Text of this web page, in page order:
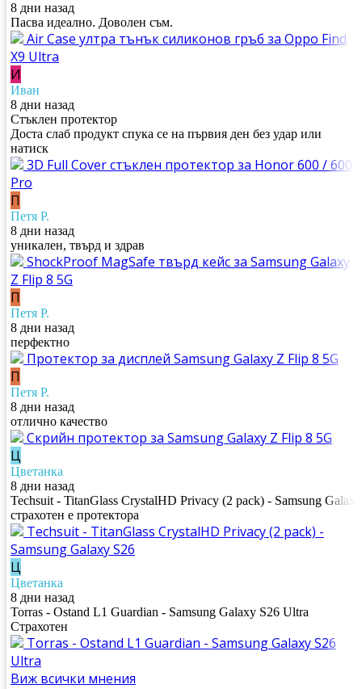
8 дни назад
Пасва идеално. Доволен съм.
Air Case ултра тънък силиконов гръб за Oppo Find
X9 Ultra
И
Иван
8 дни назад
Стъклен протектор
Доста слаб продукт спука се на първия ден без удар или
натиск
3D Full Cover стъклен протектор за Honor 600 / 600
Pro
П
Петя Р.
8 дни назад
уникален, твърд и здрав
ShockProof MagSafe твърд кейс за Samsung Galaxy
Z Flip 8 5G
П
Петя Р.
8 дни назад
перфектно
Протектор за дисплей Samsung Galaxy Z Flip 8 5G
П
Петя Р.
8 дни назад
отлично качество
Скрийн протектор за Samsung Galaxy Z Flip 8 5G
Ц
Цветанка
8 дни назад
Techsuit - TitanGlass CrystalHD Privacy (2 pack) - Samsung Galax
страхотен е протектора
Techsuit - TitanGlass CrystalHD Privacy (2 pack) -
Samsung Galaxy S26
Ц
Цветанка
8 дни назад
Torras - Ostand L1 Guardian - Samsung Galaxy S26 Ultra
Страхотен
Torras - Ostand L1 Guardian - Samsung Galaxy S26
Ultra
Виж всички мнения